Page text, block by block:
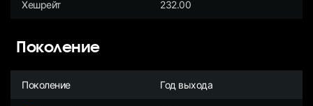
Хешрейт 232.00
Поколение
Поколение Год выхода